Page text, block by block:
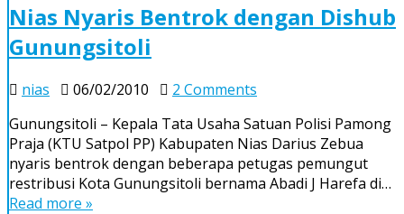
Nias Nyaris Bentrok dengan Dishub
Gunungsitoli
nias 06/02/2010 2 Comments
â€œLahanâ€,
Satpol
PP
Nias
Gunungsitoli – Kepala Tata Usaha Satuan Polisi Pamong
Praja (KTU Satpol PP) Kabupaten Nias Darius Zebua
nyaris bentrok dengan beberapa petugas pemungut
restribusi Kota Gunungsitoli bernama Abadi J Harefa di…
Read more »